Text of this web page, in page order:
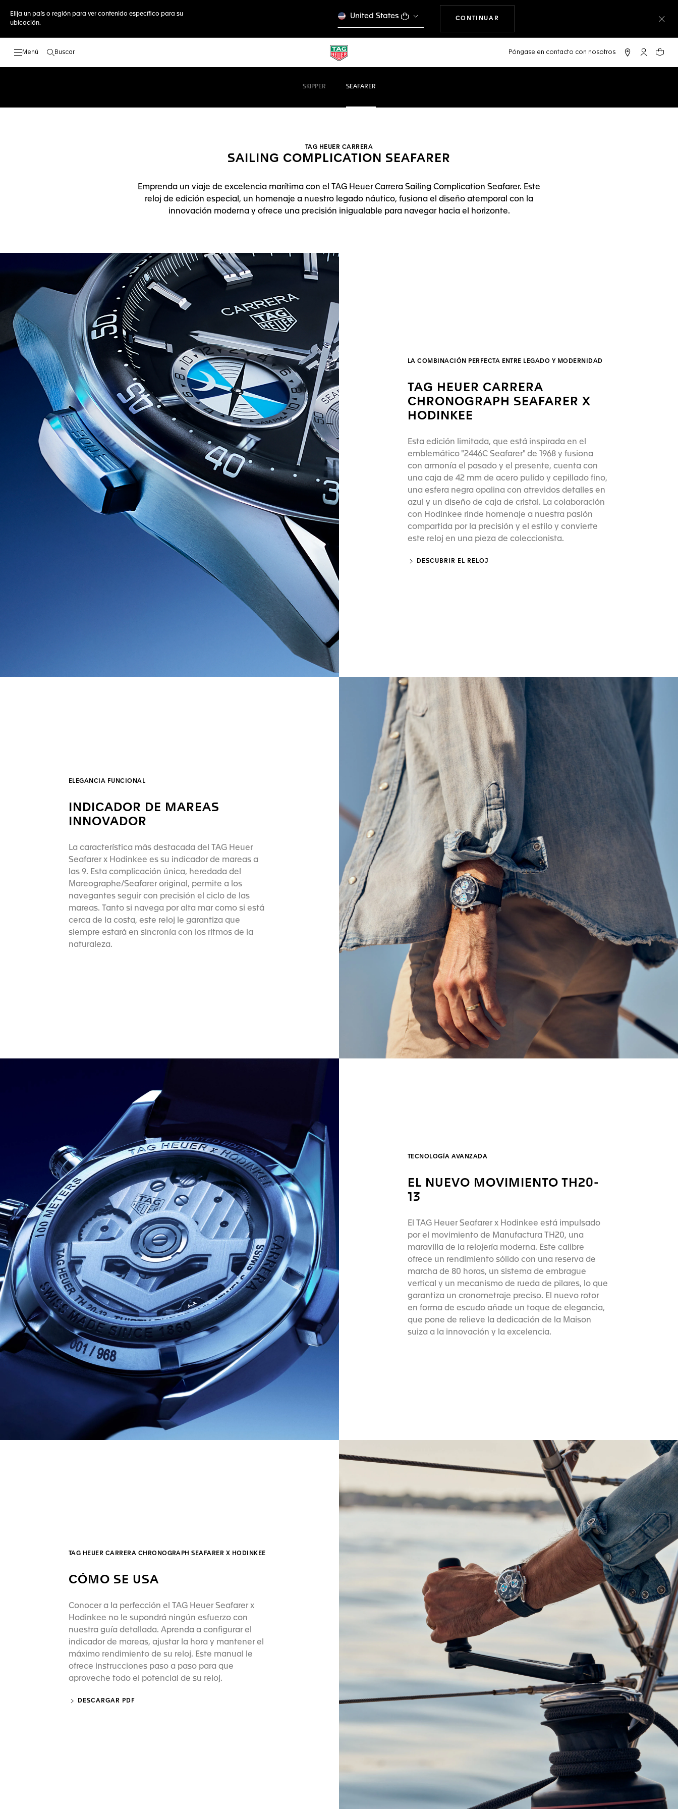
Elija un país o región para ver contenido específico para su
ubicación.
United States
CONTINUAR
Buscar
Cuenta Mi
Su
SKIPPER SEAFARER
TAG HEUER CARRERA
SAILING COMPLICATION SEAFARER
Emprenda un viaje de excelencia marítima con el TAG Heuer Carrera Sailing Complication Seafarer. Este
reloj de edición especial, un homenaje a nuestro legado náutico, fusiona el diseño atemporal con la
innovación moderna y ofrece una precisión inigualable para navegar hacia el horizonte.
LA COMBINACIÓN PERFECTA ENTRE LEGADO Y MODERNIDAD
TAG HEUER CARRERA
CHRONOGRAPH SEAFARER X
HODINKEE
Esta edición limitada, que está inspirada en el
emblemático "2446C Seafarer" de 1968 y fusiona
con armonía el pasado y el presente, cuenta con
una caja de 42 mm de acero pulido y cepillado fino,
una esfera negra opalina con atrevidos detalles en
azul y un diseño de caja de cristal. La colaboración
con Hodinkee rinde homenaje a nuestra pasión
compartida por la precisión y el estilo y convierte
este reloj en una pieza de coleccionista.
DESCUBRIR EL RELOJ
ELEGANCIA FUNCIONAL
INDICADOR DE MAREAS
INNOVADOR
La característica más destacada del TAG Heuer
Seafarer x Hodinkee es su indicador de mareas a
las 9. Esta complicación única, heredada del
Mareographe/Seafarer original, permite a los
navegantes seguir con precisión el ciclo de las
mareas. Tanto si navega por alta mar como si está
cerca de la costa, este reloj le garantiza que
siempre estará en sincronía con los ritmos de la
naturaleza.
TECNOLOGÍA AVANZADA
EL NUEVO MOVIMIENTO TH20-
13
El TAG Heuer Seafarer x Hodinkee está impulsado
por el movimiento de Manufactura TH20, una
maravilla de la relojería moderna. Este calibre
ofrece un rendimiento sólido con una reserva de
marcha de 80 horas, un sistema de embrague
vertical y un mecanismo de rueda de pilares, lo que
garantiza un cronometraje preciso. El nuevo rotor
en forma de escudo añade un toque de elegancia,
que pone de relieve la dedicación de la Maison
suiza a la innovación y la excelencia.
TAG HEUER CARRERA CHRONOGRAPH SEAFARER X HODINKEE
CÓMO SE USA
Conocer a la perfección el TAG Heuer Seafarer x
Hodinkee no le supondrá ningún esfuerzo con
nuestra guía detallada. Aprenda a configurar el
indicador de mareas, ajustar la hora y mantener el
máximo rendimiento de su reloj. Este manual le
ofrece instrucciones paso a paso para que
aproveche todo el potencial de su reloj.
DESCARGAR PDF